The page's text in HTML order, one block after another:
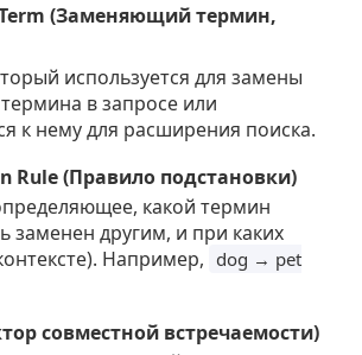
(Заменяющий термин,
используется для замены
в запросе или
к нему для расширения поиска.
Rule (Правило подстановки)
какой термин
заменен другим, и при каких
Например, dog → pet
совместной встречаемости)